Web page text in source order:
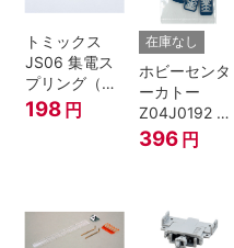
トミックス
JS06 集電ス
プリング（Ｌ
=7.5mm・4個
入） 鉄道模型
198 円
在庫なし
ホビーセンタ
ーカトー
Z04J0192 ク
モハ115 横須
賀色 ジャンパ
396 円